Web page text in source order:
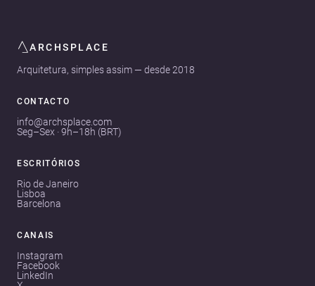
ARCHSPLACE
Arquitetura, simples assim — desde 2018
CONTACTO
info@archsplace.com
Seg–Sex · 9h–18h (BRT)
ESCRITÓRIOS
Rio de Janeiro
Lisboa
Barcelona
CANAIS
Instagram
Facebook
LinkedIn